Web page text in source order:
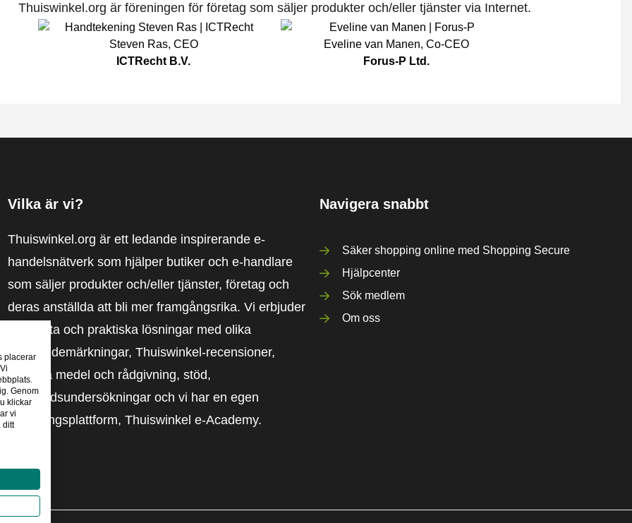
Thuiswinkel.org är föreningen för företag som säljer produkter och/eller tjänster via Internet.
Steven Ras, CEO
ICTRecht B.V.
Eveline van Manen, Co-CEO
Forus-P Ltd.
Vilka är vi?
Thuiswinkel.org är ett ledande inspirerande e-
handelsnätverk som hjälper butiker och e-handlare
som säljer produkter och/eller tjänster, företag och
deras anställda att bli mer framgångsrika. Vi erbjuder
relevanta och praktiska lösningar med olika
förtroendemärkningar, Thuiswinkel-recensioner,
rättsliga medel och rådgivning, stöd,
marknadsundersökningar och vi har en egen
utbildningsplattform, Thuiswinkel e-Academy.
Navigera snabbt
Säker shopping online med Shopping Secure
Hjälpcenter
Sök medlem
Om oss
placerar
Genom
klickar
vi
ditt